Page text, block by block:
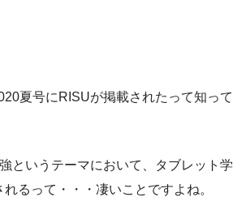
夏号にRISUが掲載されたって知って
というテーマにおいて、タブレット学
るって・・・凄いことですよね。